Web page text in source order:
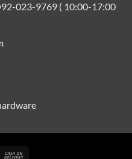
023-9769 ( 10:00-17:00